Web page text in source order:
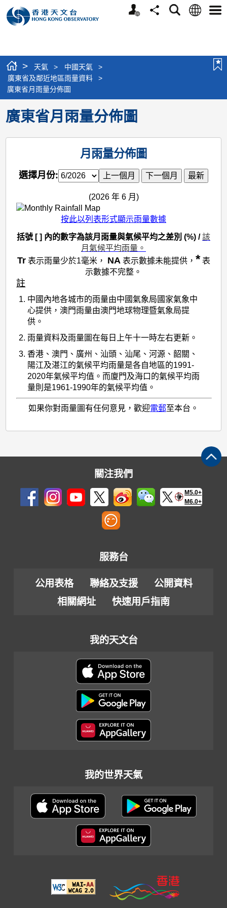
個
分
搜
語
選
> 天氣 > 中國天氣
>
廣東省及鄰近地區雨量資料
>
廣東省月雨量分佈圖
廣東省月雨量分佈圖
月雨量分佈圖
選擇月份:
(2026 年 6 月)
按此以列表形式顯示雨量數據
括號 [ ] 內的數字為該月雨量與氣候平均之差別 (%) / 該
月氣候平均雨量。
Tr表示雨量少於1毫米， NA 表示數據未能提供， *表
示數據不完整。
註
中國內地各城市的雨量由中國氣象局國家氣象中
心提供，澳門雨量由澳門地球物理暨氣象局提
供。
雨量資料及雨量圖在每日上午十一時左右更新。
香港、澳門、廣州、汕頭、汕尾、河源、韶關、
陽江及湛江的氣候平均雨量是各自地區的1991-
2020年氣候平均值。而廈門及海口的氣候平均雨
量則是1961-1990年的氣候平均值。
如果你對雨量圖有任何意見，歡迎電郵至本台。
關注我們
M5.0+
M6.0+
服務台
公用表格 聯絡及支援
公開資料
相關網址
快速用戶指南
我的天文台
我的世界天氣